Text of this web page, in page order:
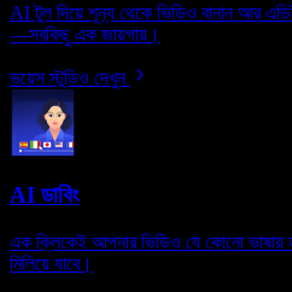
AI টুল দিয়ে শূন্য থেকে ভিডিও বানান আর
—সবকিছু এক জায়গায়।
ভয়েস স্টুডিও দেখুন
AI ডাবিং
এক ক্লিকেই আপনার ভিডিও যে কোনো
মিলিয়ে যাবে।